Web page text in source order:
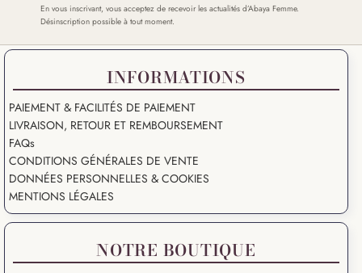
En vous inscrivant, vous acceptez de recevoir les actualités d’Abaya Femme.
Désinscription possible à tout moment.
INFORMATIONS
PAIEMENT & FACILITÉS DE PAIEMENT
LIVRAISON, RETOUR ET REMBOURSEMENT
FAQs
CONDITIONS GÉNÉRALES DE VENTE
DONNÉES PERSONNELLES & COOKIES
MENTIONS LÉGALES
NOTRE BOUTIQUE